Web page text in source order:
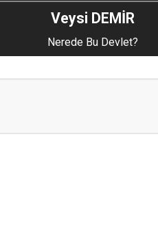
Veysi DEMİR
Nerede Bu Devlet?